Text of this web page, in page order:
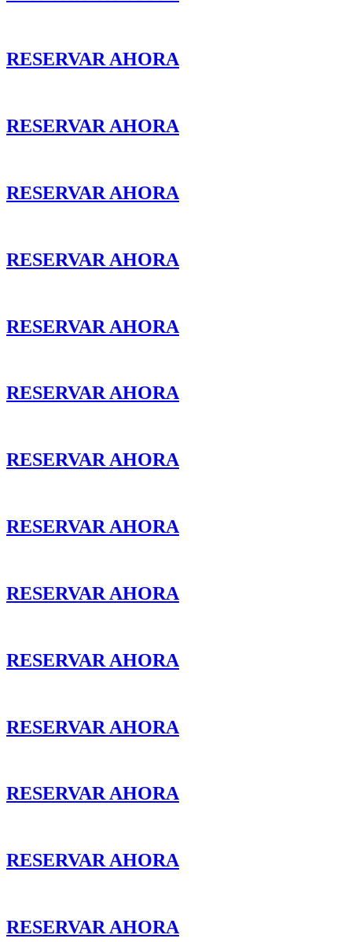
RESERVAR AHORA
RESERVAR AHORA
RESERVAR AHORA
RESERVAR AHORA
RESERVAR AHORA
RESERVAR AHORA
RESERVAR AHORA
RESERVAR AHORA
RESERVAR AHORA
RESERVAR AHORA
RESERVAR AHORA
RESERVAR AHORA
RESERVAR AHORA
RESERVAR AHORA